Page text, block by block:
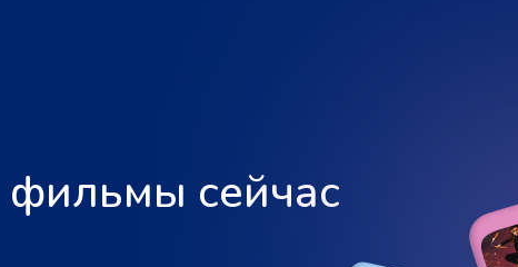
сейчас